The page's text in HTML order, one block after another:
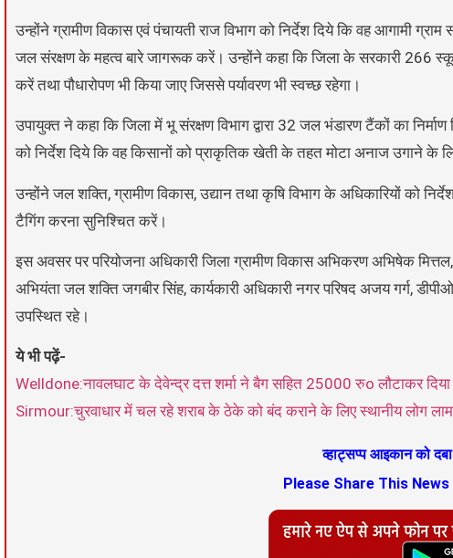
उन्होंने ग्रामीण विकास एवं पंचायती राज विभाग को निर्देश दिये कि वह आगामी
जल संरक्षण के महत्व बारे जागरूक करें। उन्होंने कहा कि जिला के सरकारी 266
करें तथा पौधारोपण भी किया जाए जिससे पर्यावरण भी स्वच्छ रहेगा।
उपायुक्त ने कहा कि जिला में भू संरक्षण विभाग द्वारा 32 जल भंडारण टैंकों का
को निर्देश दिये कि वह किसानों को प्राकृतिक खेती के तहत मोटा अनाज उगाने के
उन्होंने जल शक्ति, ग्रामीण विकास, उद्यान तथा कृषि विभाग के अधिकारियों को
टैगिंग करना सुनिश्चित करें।
इस अवसर पर परियोजना अधिकारी जिला ग्रामीण विकास अभिकरण अभिषेक
अभियंता जल शक्ति जगबीर सिंह, कार्यकारी अधिकारी नगर परिषद अजय गर्ग,
उपस्थित रहे।
ये भी पढ़ें-
Welldone:नावलघाट के देवेन्द्र दत्त शर्मा ने बैग सहित 25000 रुo लौटाकर दिया
Sirmour:चुरवाधार में चल रहे शराब के ठेके को बंद कराने के लिए स्थानीय लोग
व्हाट्सप्प आइकान को
Please Share This